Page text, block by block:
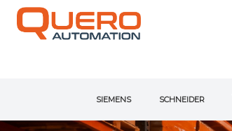
SIEMENS SCHNEIDER